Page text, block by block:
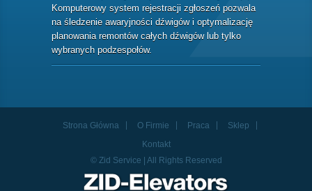
Komputerowy system rejestracji zgłoszeń pozwala
na śledzenie awaryjności dźwigów i optymalizację
planowania remontów całych dźwigów lub tylko
wybranych podzespołów.
Strona Główna O Firmie Praca
Sklep
Kontakt
© Zid Service | All Rights Reserved